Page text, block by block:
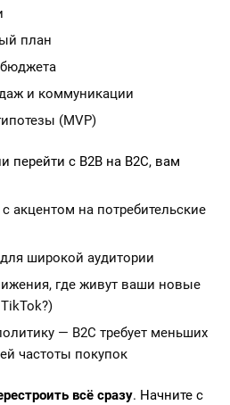
план
и коммуникации
(MVP)
перейти с B2B на B2C, вам
акцентом на потребительские
широкой аудитории
где живут ваши новые
— B2C требует меньших
частоты покупок
всё сразу. Начните с